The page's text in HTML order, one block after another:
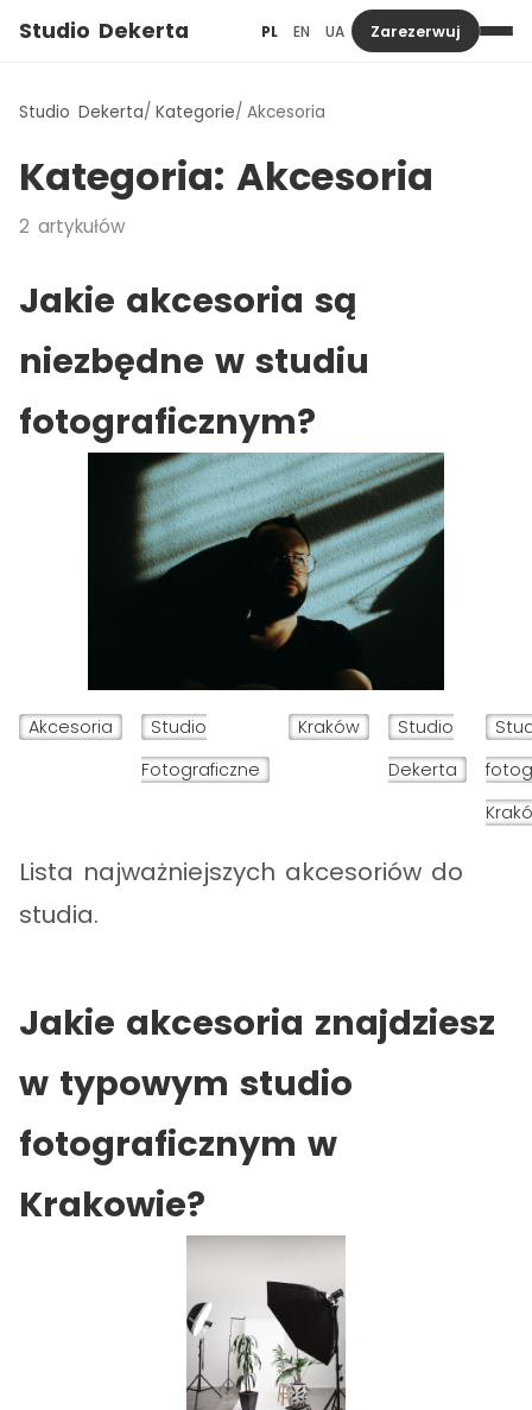
Studio Dekerta PL EN UA Zarezerwuj
Studio Dekerta Kategorie Akcesoria
Kategoria: Akcesoria
2 artykułów
Jakie akcesoria są
niezbędne w studiu
fotograficznym?
Akcesoria
Studio
Fotograficzne
Kraków
Studio
Dekerta
Lista najważniejszych akcesoriów do
studia.
Jakie akcesoria znajdziesz
w typowym studio
fotograficznym w
Krakowie?